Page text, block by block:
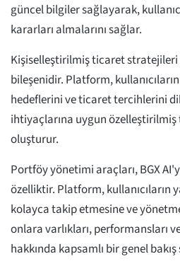
güncel bilgiler sağlayarak,
kararları almalarını sağlar.
Kişiselleştirilmiş ticaret stratejileri
bileşenidir. Platform,
hedeflerini ve ticaret tercihlerini
ihtiyaçlarına uygun
oluşturur.
Portföy yönetimi araçları, BGX
özelliktir. Platform, kullanıcıların
kolayca takip etmesine ve
onlara varlıkları, performansları
hakkında kapsamlı bir genel